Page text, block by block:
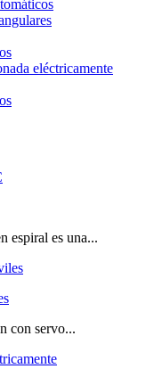
eléctricamente
espiral es una...
con servo...